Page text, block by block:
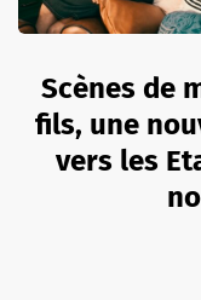
Scènes de
fils, une
vers les